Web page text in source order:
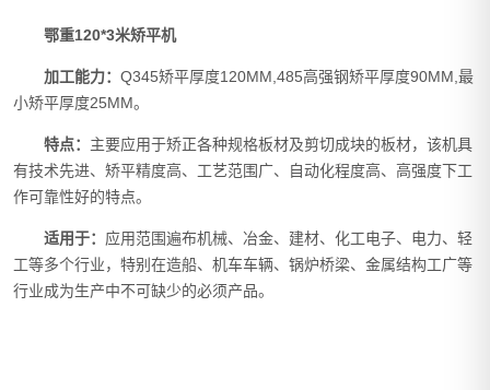
鄂重120*3米矫平机
加工能力： Q345矫平厚度120MM,485高强钢矫平厚度90MM,最
小矫平厚度25MM。
特点： 主要应用于矫正各种规格板材及剪切成块的板材，该机具
有技术先进、矫平精度高、工艺范围广、自动化程度高、高强度下工
作可靠性好的特点。
适用于： 应用范围遍布机械、冶金、建材、化工电子、电力、轻
工等多个行业，特别在造船、机车车辆、锅炉桥梁、金属结构工广等
行业成为生产中不可缺少的必须产品。